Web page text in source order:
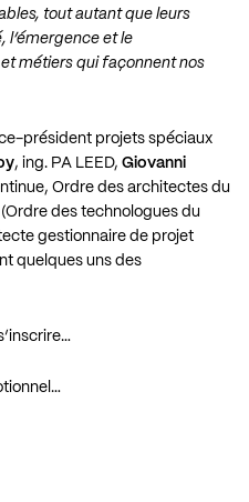
tout autant que leurs
l’émergence et le
métiers qui façonnent nos
président projets spéciaux
, ing. PA LEED, Giovanni
Ordre des architectes du
des technologues du
gestionnaire de projet
quelques uns des